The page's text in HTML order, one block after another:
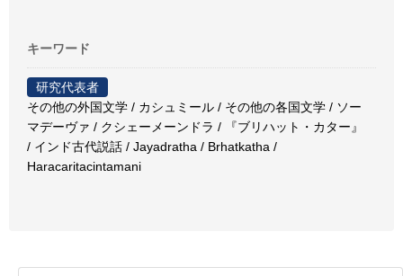
キーワード
研究代表者
その他の外国文学 / カシュミール / その他の各国文学 / ソー
マデーヴァ / クシェーメーンドラ / 『ブリハット・カター』
/ インド古代説話 / Jayadratha / Brhatkatha /
Haracaritacintamani